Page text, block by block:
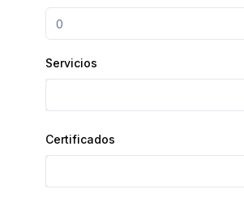
Servicios
Certificados